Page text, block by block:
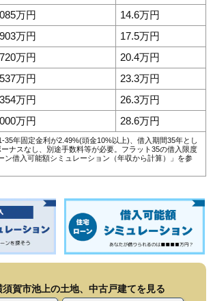
万円
14.6万円
万円
17.5万円
万円
20.4万円
万円
23.3万円
万円
26.3万円
万円 28.6万円
年固定金利が2.49%(頭金10%以上)、借入期間35年とし
ナスなし、別途手数料等が必要。フラット35の借入限度
ン借入可能額シミュレーション（年収から計算）
」を参
賀市池上の土地、中古戸建てを見る